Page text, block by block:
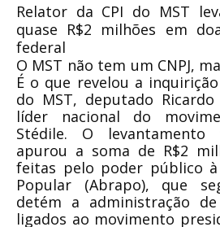
Relator da CPI do MST
quase R$2 milhões em
federal
O MST não tem um CNPJ,
É o que revelou a
do MST, deputado Ricardo
líder nacional do
Stédile. O
apurou a soma de R$2
feitas pelo poder público à
Popular (Abrapo), que
detém a administração
ligados ao movimento